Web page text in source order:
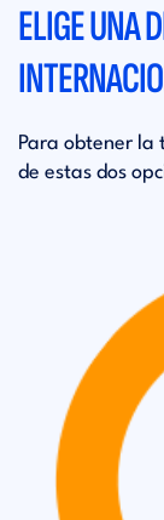
ELIGE UNA
Para obtener la
de estas dos